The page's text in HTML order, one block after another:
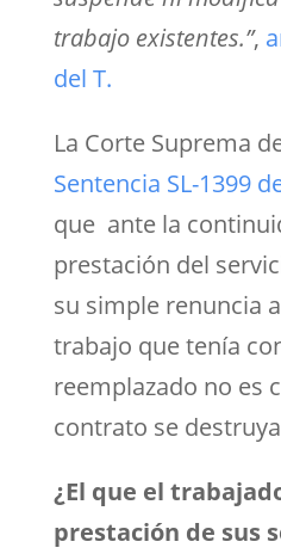
trabajo existentes.”,
del T.
La Corte Suprema
Sentencia SL-1399
que ante la
prestación del
su simple renuncia
trabajo que tenía
reemplazado no es
contrato se
¿El que el
prestación de sus